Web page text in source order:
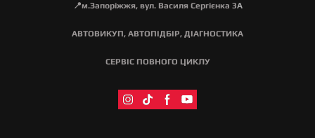
📍м.Запоріжжя, вул. Василя Сергієнка 3А
АВТОВИКУП, АВТОПІДБІР, ДІАГНОСТИКА
СЕРВІС ПОВНОГО ЦИКЛУ